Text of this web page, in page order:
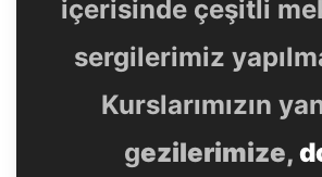
içerisinde çeşitli
sergilerimiz
Kurslarımızın
gezilerimize,